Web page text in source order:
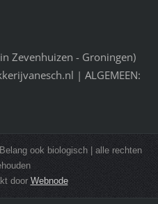
Zevenhuizen - Groningen)
| ALGEMEEN:
ook biologisch | alle rechten
door Webnode